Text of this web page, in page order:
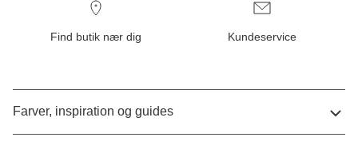
Find butik nær dig Kundeservice
Farver, inspiration og guides